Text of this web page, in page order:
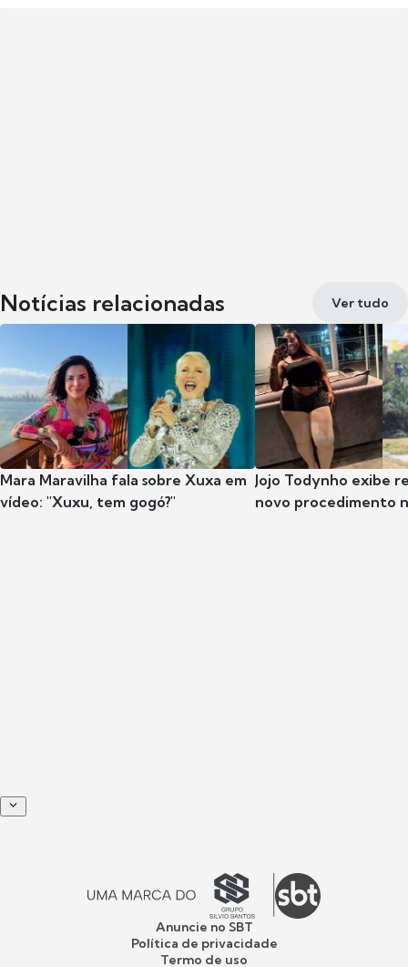
Notícias relacionadas Ver tudo
Mara Maravilha fala sobre Xuxa em
vídeo: "Xuxu, tem gogó?"
Jojo Todynho exibe
novo procedimento
Anuncie no SBT
Política de privacidade
Termo de uso